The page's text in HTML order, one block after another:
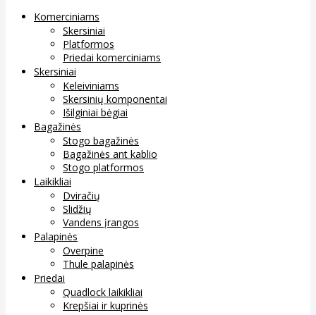
Komerciniams
Skersiniai
Platformos
Priedai komerciniams
Skersiniai
Keleiviniams
Skersinių komponentai
Išilginiai bėgiai
Bagažinės
Stogo bagažinės
Bagažinės ant kablio
Stogo platformos
Laikikliai
Dviračių
Slidžių
Vandens įrangos
Palapinės
Overpine
Thule palapinės
Priedai
Quadlock laikikliai
Krepšiai ir kuprinės